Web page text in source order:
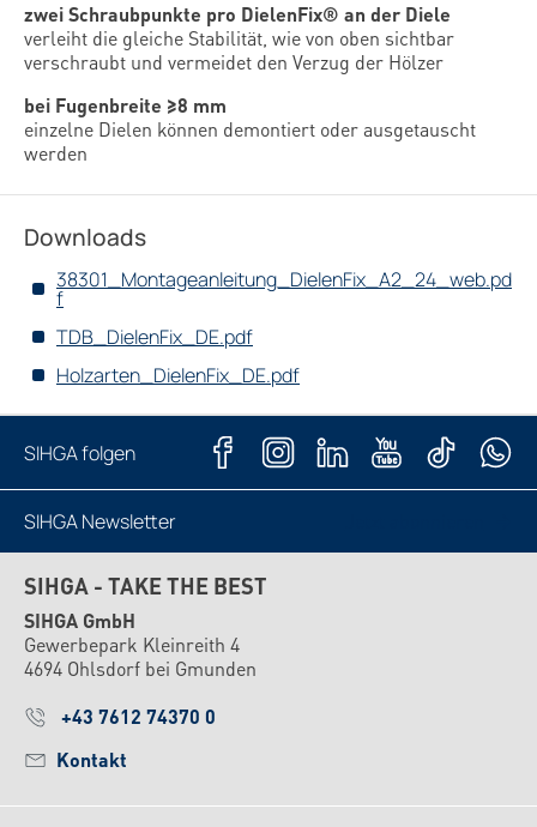
zwei Schraubpunkte pro DielenFix® an der Diele
verleiht die gleiche Stabilität, wie von oben sichtbar
verschraubt und vermeidet den Verzug der Hölzer
bei Fugenbreite ≥8 mm
einzelne Dielen können demontiert oder ausgetauscht
werden
Downloads
38301_Montageanleitung_DielenFix_A2_24_web.pd
f
TDB_DielenFix_DE.pdf
Holzarten_DielenFix_DE.pdf
SIHGA folgen
SIHGA Newsletter
SIHGA - TAKE THE BEST
SIHGA GmbH
Gewerbepark Kleinreith 4
4694 Ohlsdorf bei Gmunden
+43 7612 74370 0
Kontakt